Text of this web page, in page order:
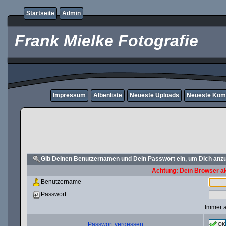
Startseite Admin
Frank Mielke Fotografie
Impressum Albenliste Neueste Uploads Neueste
Gib Deinen Benutzernamen und Dein Passwort ein, um Dich
Achtung: Dein Browser
Benutzername
Passwort
Immer
Passwort vergessen OK